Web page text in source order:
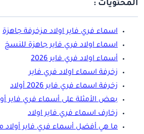
المحتويات :
اسماء فري فاير اولاد مزخرفة جاهزة
اسماء اولاد فري فاير جاهزة للنسخ
أسماء اولاد فري فاير 2026
زخرفة اسماء اولاد فري فاير
زخرفة اسماء فري فاير 2026 أولاد
بعض الأمثلة على أسماء فري فاير
زخارف اسماء فري فاير اولاد
ما هي أفضل أسماء فري فاير أولاد